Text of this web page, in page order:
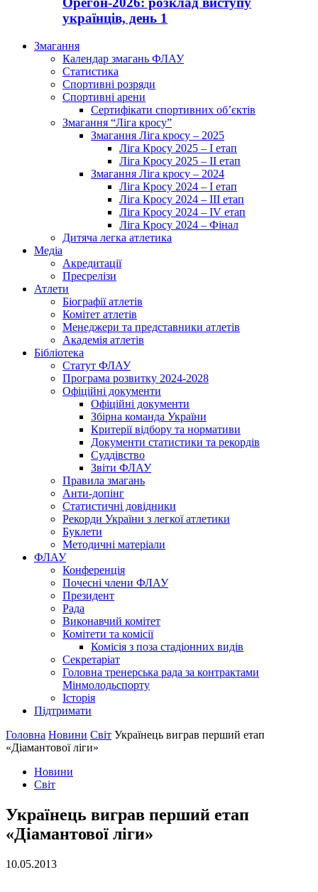
українців, день 1
Змагання
Календар змагань ФЛАУ
Статистика
Спортивні розряди
Спортивні арени
Сертифікати спортивних об’єктів
Змагання “Ліга кросу”
Змагання Ліга кросу – 2025
Ліга Кросу 2025 – I етап
Ліга Кросу 2025 – II етап
Змагання Ліга кросу – 2024
Ліга Кросу 2024 – I етап
Ліга Кросу 2024 – III етап
Ліга Кросу 2024 – IV етап
Ліга Кросу 2024 – Фінал
Дитяча легка атлетика
Медіа
Акредитації
Пресрелізи
Атлети
Біографії атлетів
Комітет атлетів
Менеджери та представники атлетів
Академія атлетів
Бібліотека
Статут ФЛАУ
Програма розвитку 2024-2028
Офіційні документи
Офіційні документи
Збірна команда України
Критерії відбору та нормативи
Документи статистики та рекордів
Суддівство
Звіти ФЛАУ
Правила змагань
Анти-допінг
Статистичні довідники
Рекорди України з легкої атлетики
Буклети
Методичні матеріали
ФЛАУ
Конференція
Почесні члени ФЛАУ
Президент
Рада
Виконавчий комітет
Комітети та комісії
Комісія з поза стадіонних видів
Секретаріат
Головна тренерська рада за контрактами
Мінмолодьспорту
Історія
Підтримати
Головна Новини Світ Українець виграв перший етап
«Діамантової ліги»
Новини
Світ
Українець виграв перший етап
«Діамантової ліги»
10.05.2013